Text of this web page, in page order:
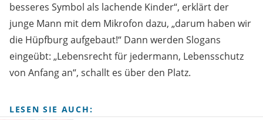
besseres Symbol als lachende Kinder“, erklärt der
junge Mann mit dem Mikrofon dazu, „darum haben wir
die Hüpfburg aufgebaut!“ Dann werden Slogans
eingeübt: „Lebensrecht für jedermann, Lebensschutz
von Anfang an“, schallt es über den Platz.
LESEN SIE AUCH: